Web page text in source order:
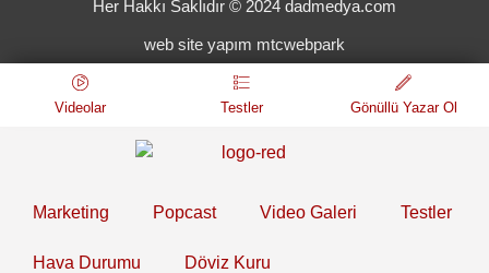
Her Hakkı Saklıdır © 2024 dadmedya.com
web site yapım mtcwebpark
Videolar Testler Gönüllü Yazar Ol
Marketing Popcast Video Galeri Testler
Hava Durumu Döviz Kuru